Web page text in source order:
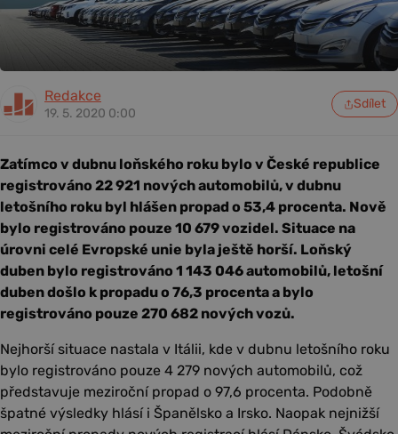
Redakce
19. 5. 2020 0:00
Sdílet
Zatímco v dubnu loňského roku bylo v České republice
registrováno 22 921 nových automobilů, v dubnu
letošního roku byl hlášen propad o 53,4 procenta. Nově
bylo registrováno pouze 10 679 vozidel. Situace na
úrovni celé Evropské unie byla ještě horší. Loňský
duben bylo registrováno 1 143 046 automobilů, letošní
duben došlo k propadu o 76,3 procenta a bylo
registrováno pouze 270 682 nových vozů.
Nejhorší situace nastala v Itálii, kde v dubnu letošního roku
bylo registrováno pouze 4 279 nových automobilů, což
představuje meziroční propad o 97,6 procenta. Podobně
špatné výsledky hlásí i Španělsko a Irsko. Naopak nejnižší